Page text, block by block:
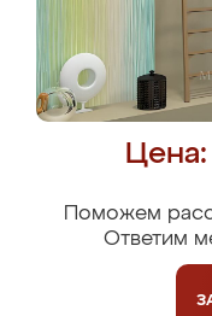
Поможем
Ответим